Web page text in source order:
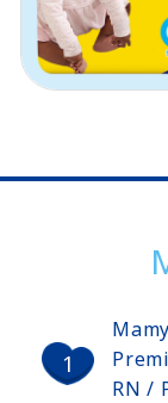
RN /